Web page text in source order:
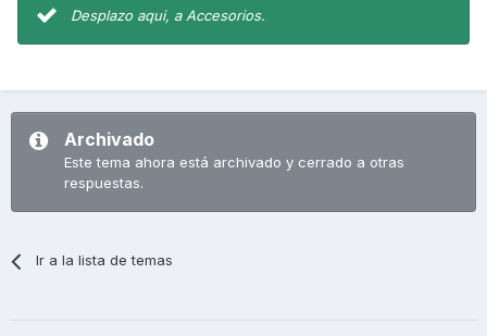
Desplazo aqui, a Accesorios.
Archivado
Este tema ahora está archivado y cerrado a otras
respuestas.
Ir a la lista de temas